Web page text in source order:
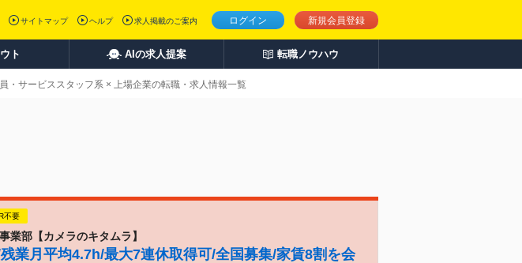
ログイン 新規会員登録
サイトマップ ヘルプ 求人掲載のご案内
ト AIの求人提案 転職ノウハウ
・サービススタッフ系 × 上場企業の転職・求人情報一覧
不要
部【カメラのキタムラ】
業月平均4.7h/最大7連休取得可/全国募集/家賃8割を会